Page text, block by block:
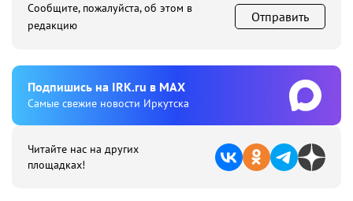
Сообщите, пожалуйста, об этом в
редакцию
Отправить
Подпишиcь на IRK.ru в MAX
Cамые свежие новости Иркутска
Читайте нас на других
площадках!